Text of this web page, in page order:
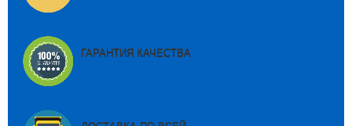
ГАРАНТИЯ КАЧЕСТВА